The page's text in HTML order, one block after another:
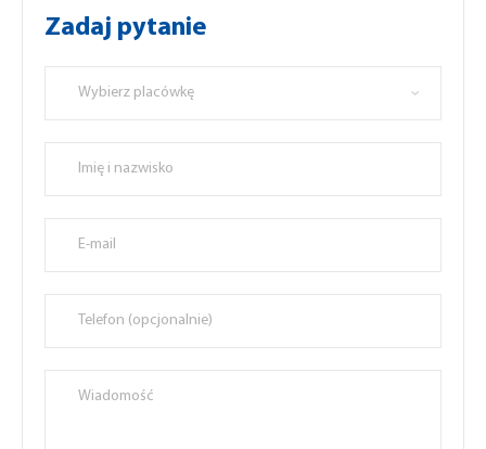
Zadaj pytanie
Wybierz placówkę